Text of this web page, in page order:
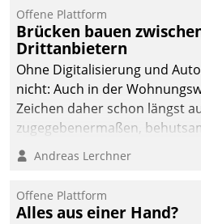
Offene Plattform
Brücken bauen
Drittanbietern
Ohne Digitalisierung und
nicht: Auch in der
Zeichen daher schon längst
zugegebenermaßen,
Branchen.
Andreas Lerchner
Offene Plattform
Alles aus einer Hand?